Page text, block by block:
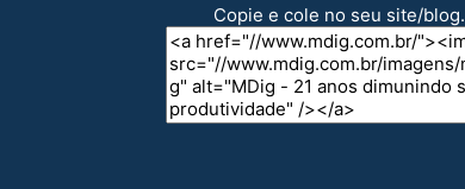
Copie e cole no seu site/blog.